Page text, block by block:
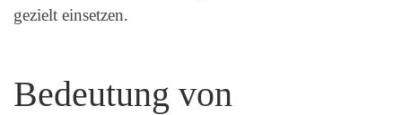
gezielt einsetzen.
Bedeutung von